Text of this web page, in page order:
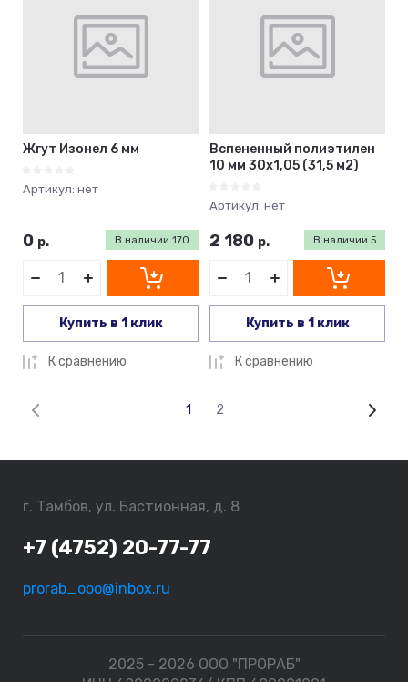
Жгут Изонел 6 мм
Артикул: нет
В наличии 170
0 р.
Купить в 1 клик
К сравнению
Вспененный полиэтилен
10 мм 30х1,05 (31,5 м2)
Артикул: нет
В наличии 5
2 180 р.
Купить в 1 клик
К сравнению
1 2
г. Тамбов, ул. Бастионная, д. 8
+7 (4752) 20-77-77
prorab_ooo@inbox.ru
2025 - 2026 ООО "ПРОРАБ"